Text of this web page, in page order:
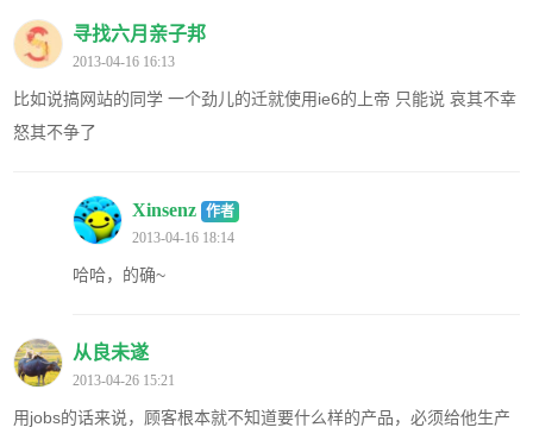
寻找六月亲子邦
2013-04-16 16:13
比如说搞网站的同学 一个劲儿的迁就使用ie6的上帝 只能说 哀其不幸
怒其不争了
Xinsenz 作者
2013-04-16 18:14
哈哈，的确~
从良未遂
2013-04-26 15:21
用jobs的话来说，顾客根本就不知道要什么样的产品，必须给他生产